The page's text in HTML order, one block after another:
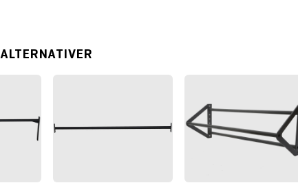
ALTERNATIVER